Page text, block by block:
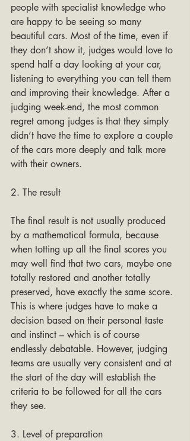
people with specialist knowledge who
are happy to be seeing so many
beautiful cars. Most of the time, even if
they don’t show it, judges would love to
spend half a day looking at your car,
listening to everything you can tell them
and improving their knowledge. After a
judging week-end, the most common
regret among judges is that they simply
didn’t have the time to explore a couple
of the cars more deeply and talk more
with their owners.
2. The result
The final result is not usually produced
by a mathematical formula, because
when totting up all the final scores you
may well find that two cars, maybe one
totally restored and another totally
preserved, have exactly the same score.
This is where judges have to make a
decision based on their personal taste
and instinct – which is of course
endlessly debatable. However, judging
teams are usually very consistent and at
the start of the day will establish the
criteria to be followed for all the cars
they see.
3. Level of preparation